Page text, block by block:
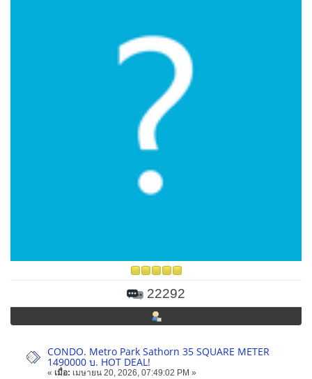
22292
CONDO. Metro Park Sathorn 35 SQUARE METER
1490000 บ. HOT DEAL!
« เมื่อ: เมษายน 20, 2026, 07:49:02 PM »